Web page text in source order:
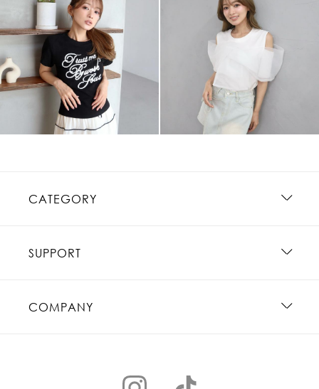
CATEGORY
SUPPORT
COMPANY